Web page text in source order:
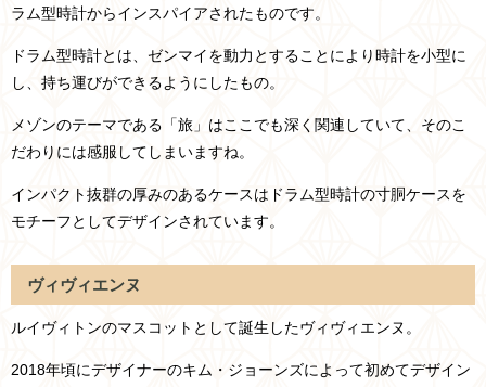
ラム型時計からインスパイアされたものです。
ドラム型時計とは、ゼンマイを動力とすることにより時計を小型に
し、持ち運びができるようにしたもの。
メゾンのテーマである「旅」はここでも深く関連していて、そのこ
だわりには感服してしまいますね。
インパクト抜群の厚みのあるケースはドラム型時計の寸胴ケースを
モチーフとしてデザインされています。
ヴィヴィエンヌ
ルイヴィトンのマスコットとして誕生したヴィヴィエンヌ。
2018年頃にデザイナーのキム・ジョーンズによって初めてデザイン